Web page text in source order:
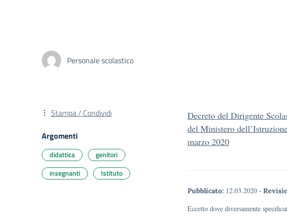
Personale scolastico
Decreto del Dirigente
del Ministero
marzo 2020
Pubblicato: 12.03.2020 -
Eccetto dove diversamente
Stampa / Condividi
Argomenti
didattica
genitori
insegnanti
Istituto